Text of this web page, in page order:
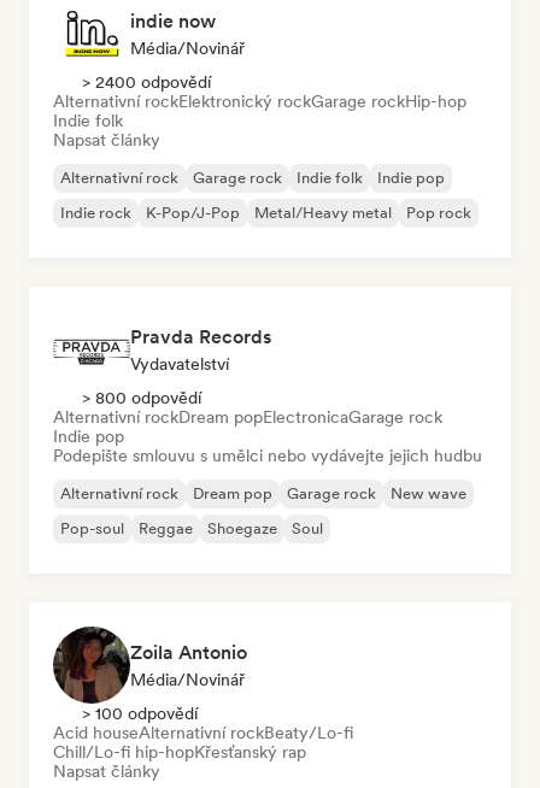
indie now
Média/novinář
> 2400 odpovědí
Alternativní rockElektronický rockGarage rockHip-hop
Indie folk
Napsat články
Alternativní rock Garage rock Indie folk
Indie pop
Indie rock
K-Pop/J-Pop Metal/Heavy metal Pop rock
Pravda Records
Vydavatelství
> 800 odpovědí
Alternativní rockDream popElectronicaGarage rock
Indie pop
Podepište smlouvu s umělci nebo vydávejte jejich hudbu
Alternativní rock Dream pop Garage rock
New wave
Pop-soul
Reggae Shoegaze Soul
Zoila Antonio
Média/novinář
> 100 odpovědí
Acid houseAlternativní rockBeaty/Lo-fi
Chill/Lo-fi hip-hopKřesťanský rap
Napsat články